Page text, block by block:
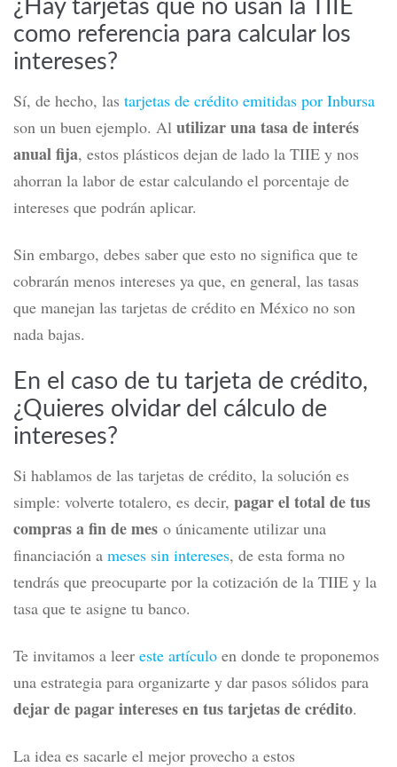
¿Hay tarjetas que no usan la TIIE
como referencia para calcular los
intereses?
Sí, de hecho, las tarjetas de crédito emitidas por Inbursa
son un buen ejemplo. Al utilizar una tasa de interés
anual fija, estos plásticos dejan de lado la TIIE y nos
ahorran la labor de estar calculando el porcentaje de
intereses que podrán aplicar.
Sin embargo, debes saber que esto no significa que te
cobrarán menos intereses ya que, en general, las tasas
que manejan las tarjetas de crédito en México no son
nada bajas.
En el caso de tu tarjeta de crédito,
¿Quieres olvidar del cálculo de
intereses?
Si hablamos de las tarjetas de crédito, la solución es
simple: volverte totalero, es decir, pagar el total de tus
compras a fin de mes o únicamente utilizar una
financiación a meses sin intereses, de esta forma no
tendrás que preocuparte por la cotización de la TIIE y la
tasa que te asigne tu banco.
Te invitamos a leer este artículo en donde te proponemos
una estrategia para organizarte y dar pasos sólidos para
dejar de pagar intereses en tus tarjetas de crédito.
La idea es sacarle el mejor provecho a estos